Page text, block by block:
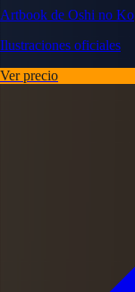
Artbook de Oshi no Ko
Ilustraciones oficiales
Ver precio